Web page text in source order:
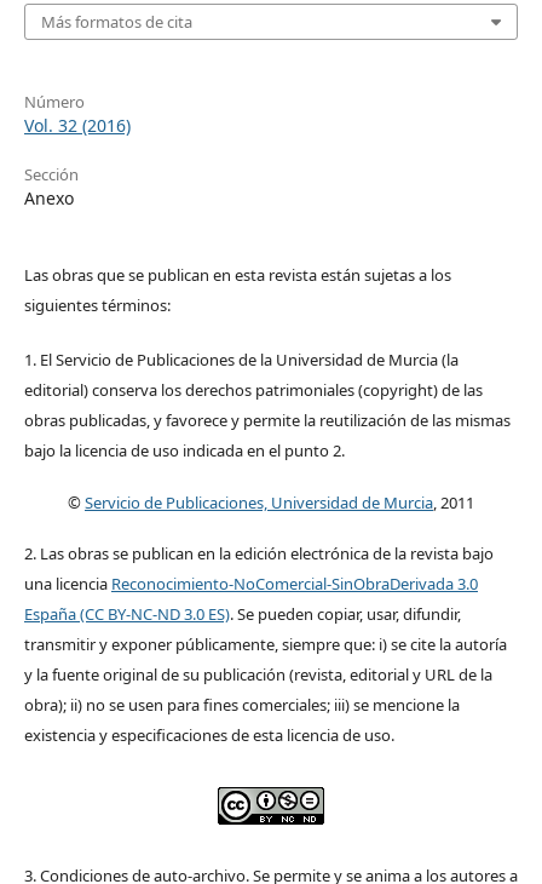
Más formatos de cita
Número
Vol. 32 (2016)
Sección
Anexo
Las obras que se publican en esta revista están sujetas a los
siguientes términos:
1. El Servicio de Publicaciones de la Universidad de Murcia (la
editorial) conserva los derechos patrimoniales (copyright) de las
obras publicadas, y favorece y permite la reutilización de las mismas
bajo la licencia de uso indicada en el punto 2.
©Servicio de Publicaciones, Universidad de Murcia, 2011
2. Las obras se publican en la edición electrónica de la revista bajo
una licencia Reconocimiento-NoComercial-SinObraDerivada 3.0
España (CC BY-NC-ND 3.0 ES). Se pueden copiar, usar, difundir,
transmitir y exponer públicamente, siempre que: i) se cite la autoría
y la fuente original de su publicación (revista, editorial y URL de la
obra); ii) no se usen para fines comerciales; iii) se mencione la
existencia y especificaciones de esta licencia de uso.
3. Condiciones de auto-archivo. Se permite y se anima a los autores a